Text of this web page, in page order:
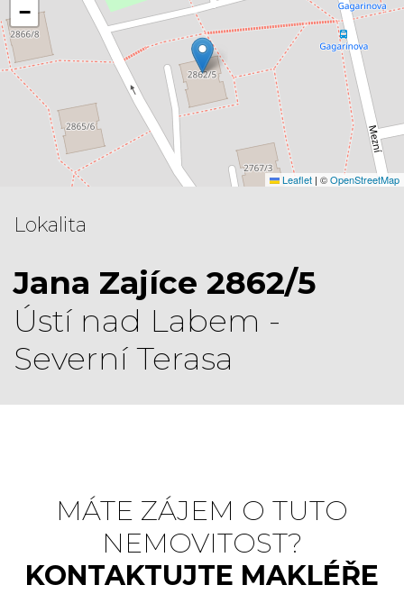
−
Leaflet | ©OpenStreetMap
Lokalita
Jana Zajíce 2862/5
Ústí nad Labem -
Severní Terasa
MÁTE ZÁJEM O TUTO
NEMOVITOST?
KONTAKTUJTE MAKLÉŘE